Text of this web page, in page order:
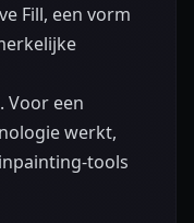
Fill, een vorm
Voor een
werkt,
tools